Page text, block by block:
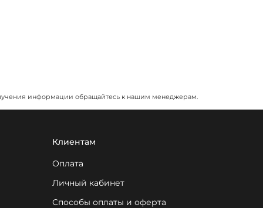
информации обращайтесь к нашим менеджерам.
Клиентам
Оплата
Личный кабинет
Способы оплаты и оферта